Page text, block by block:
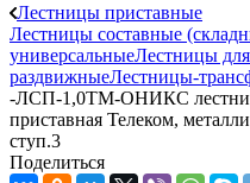
Лестницы приставные
Лестницы составные
универсальныеЛестницы
раздвижныеЛестницы-
-ЛСП-1,0ТМ-ОНИКС
приставная Телеком,
ступ.3
Поделиться